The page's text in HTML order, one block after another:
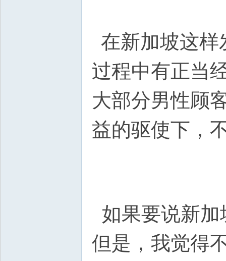
在新加坡这样
过程中有正当
大部分男性顾
益的驱使下，
如果要说新
但是，我觉得